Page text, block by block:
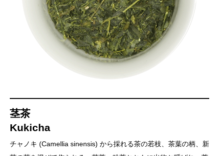
茎茶
Kukicha
チャノキ (Camellia sinensis) から採れる茶の若枝、茶葉の柄、新